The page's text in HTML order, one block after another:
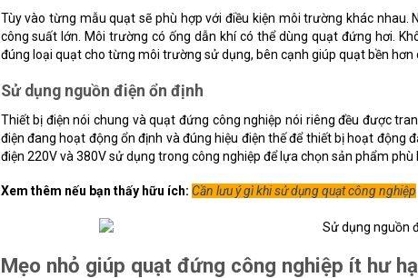
Tùy vào từng mẫu quạt sẽ phù hợp với điều kiện môi trường khác
công suất lớn. Môi trường có ống dẫn khí có thể dùng quạt đứng hơi.
đúng loại quạt cho từng môi trường sử dụng, bên cạnh giúp quạt bền hơn
Sử dụng nguồn điện ổn định
Thiết bị điện nói chung và quạt đứng công nghiệp nói riêng đều được
điện đang hoạt động ổn định và đúng hiệu điện thế để thiết bị hoạt
điện 220V và 380V sử dụng trong công nghiệp để lựa chọn sản phẩm phù
Xem thêm nếu bạn thấy hữu ích: Cần lưu ý gì khi sử dụng quạt công nghiệp
Mẹo nhỏ giúp quạt đứng công nghiệp ít hư